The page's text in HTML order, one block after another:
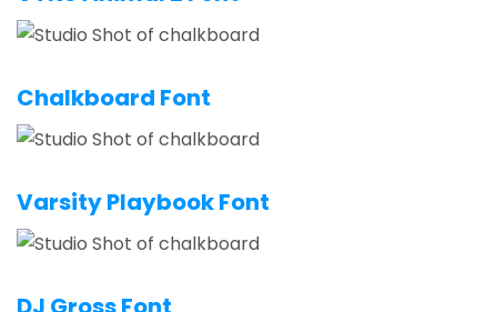
Chalkboard Font
Varsity Playbook Font